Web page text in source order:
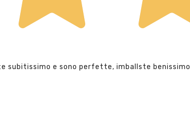
subitissimo e sono perfette, imballste benissimo